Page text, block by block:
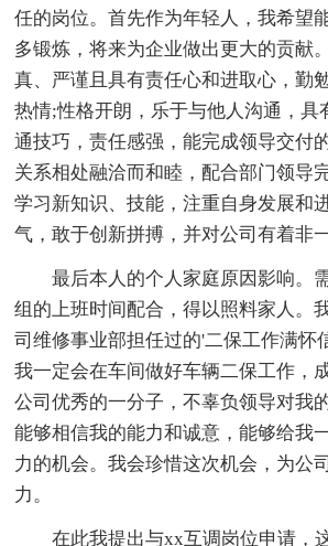
任的岗位。首先作为年轻人，我希望
多锻炼，将来为企业做出更大的贡献
真、严谨且具有责任心和进取心，勤
热情;性格开朗，乐于与他人沟通，具
通技巧，责任感强，能完成领导交付
关系相处融洽而和睦，配合部门领导
学习新知识、技能，注重自身发展和
气，敢于创新拼搏，并对公司有着非
最后本人的个人家庭原因影响。
组的上班时间配合，得以照料家人。
司维修事业部担任过的'二保工作满怀
我一定会在车间做好车辆二保工作，
公司优秀的一分子，不辜负领导对我
能够相信我的能力和诚意，能够给我
力的机会。我会珍惜这次机会，为公
力。
在此我提出与xx互调岗位申请，